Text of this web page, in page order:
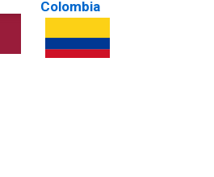
Colombia